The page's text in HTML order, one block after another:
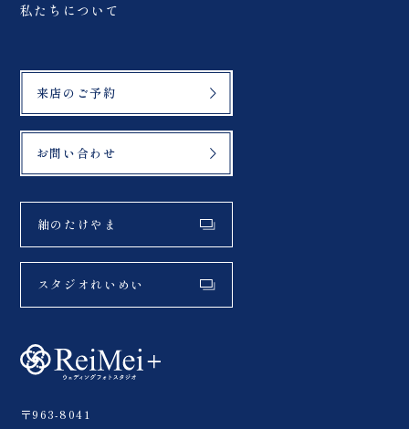
〒963-8041
私たちについて
来店のご予約
お問い合わせ
紬のたけやま
スタジオれいめい